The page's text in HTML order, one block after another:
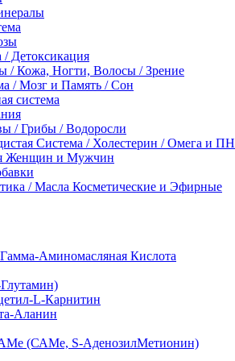
/ Детоксикация
/ Кожа, Ногти, Волосы / Зрение
/ Мозг и Память / Сон
система
/ Грибы / Водоросли
Система / Холестерин / Омега и
Женщин и Мужчин
/ Масла Косметические и Эфирные
Аминомасляная Кислота
L-Карнитин
Аланин
(САМе, S-АденозилМетионин)